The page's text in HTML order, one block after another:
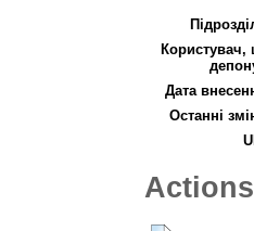
Користувач,
Дата
Останні